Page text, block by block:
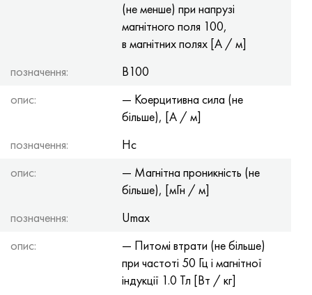
(не менше) при напрузі
магнітного поля 100,
в магнітних полях [А / м]
позначення:
B100
опис:
— Коерцитивна сила (не
більше), [А / м]
позначення:
Hc
опис:
— Магнітна проникність (не
більше), [мГн / м]
позначення:
Umax
опис:
— Питомі втрати (не більше)
при частоті 50 Гц і магнітної
індукції 1.0 Тл [Вт / кг]